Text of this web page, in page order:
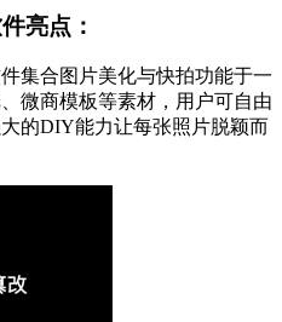
亮点：
集合图片美化与快拍功能于一
微商模板等素材，用户可自由
的DIY能力让每张照片脱颖而